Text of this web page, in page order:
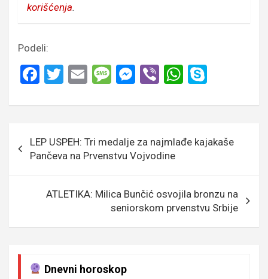
korišćenja.
Podeli:
F
ce
o
o
k
T
tt
E
ail
M
s
g
e
M
se
g
er
Vi
er
W
at
A
p
p
p
чланка
LEP USPEH: Tri medalje za najmlađe kajakaše
Pančeva na Prvenstvu Vojvodine
ATLETIKA: Milica Bunčić osvojila bronzu na
seniorskom prvenstvu Srbije
Dnevni horoskop